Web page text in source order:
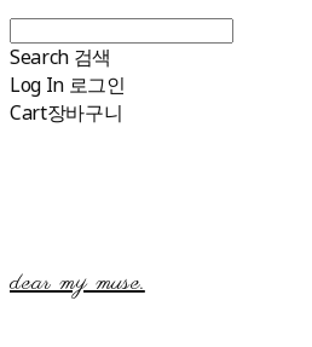
Search 검색
Log In 로그인
Cart장바구니
dear my muse.